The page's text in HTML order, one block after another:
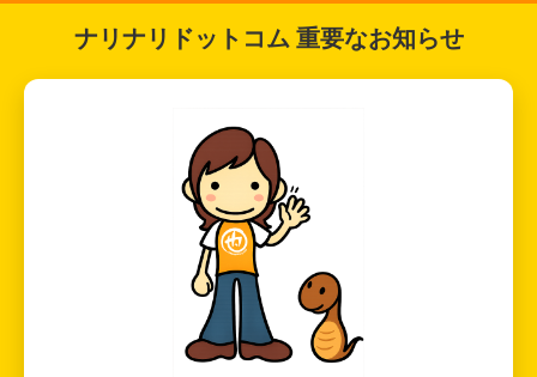
ナリナリドットコム 重要なお知らせ